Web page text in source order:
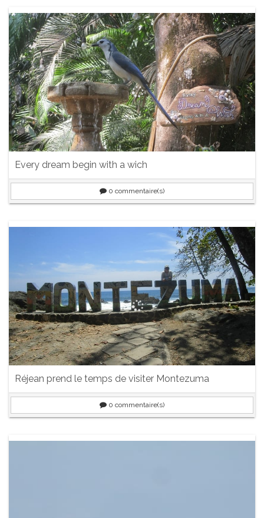
Every dream begin with a wich
0 commentaire(s)
Réjean prend le temps de visiter Montezuma
0 commentaire(s)